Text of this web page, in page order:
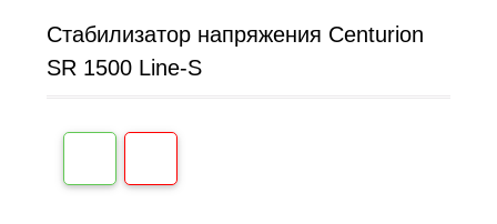
Стабилизатор напряжения Centurion
SR 1500 Line-S